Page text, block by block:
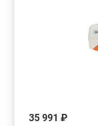
35 991 ₽